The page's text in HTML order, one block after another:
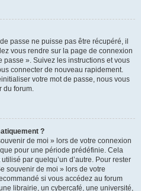
passe ne puisse pas être récupéré, il
vous rendre sur la page de connexion
passe ». Suivez les instructions et vous
connecter de nouveau rapidement.
votre mot de passe, nous vous
du forum.
?
de moi » lors de votre connexion
pour une période prédéfinie. Cela
par quelqu’un d’autre. Pour rester
souvenir de moi » lors de votre
si vous accédez au forum
librairie, un cybercafé, une université,